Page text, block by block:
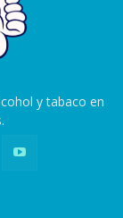
y tabaco en